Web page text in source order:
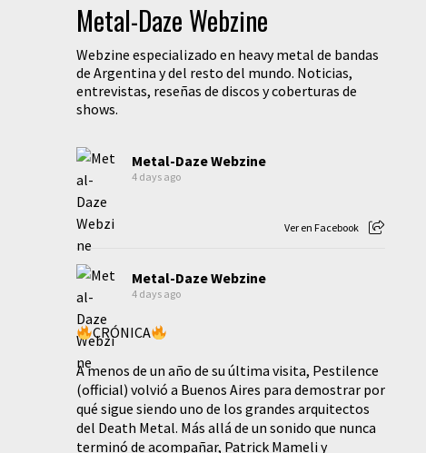
Metal-Daze Webzine
Webzine especializado en heavy metal de bandas
de Argentina y del resto del mundo. Noticias,
entrevistas, reseñas de discos y coberturas de
shows.
Metal-Daze Webzine
4 days ago
Ver en Facebook
Metal-Daze Webzine
4 days ago
CRÓNICA
A menos de un año de su última visita, Pestilence
(official) volvió a Buenos Aires para demostrar por
qué sigue siendo uno de los grandes arquitectos
del Death Metal. Más allá de un sonido que nunca
terminó de acompañar, Patrick Mameli y